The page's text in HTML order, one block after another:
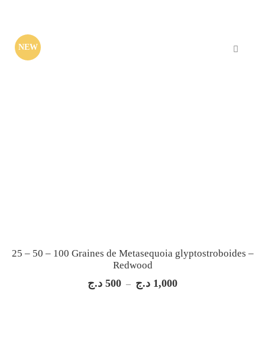
NEW
25 – 50 – 100 Graines de Metasequoia glyptostroboides –
Redwood
500 د.ج – 1,000 د.ج
Plage